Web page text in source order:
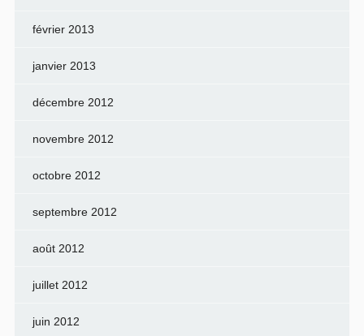
février 2013
janvier 2013
décembre 2012
novembre 2012
octobre 2012
septembre 2012
août 2012
juillet 2012
juin 2012